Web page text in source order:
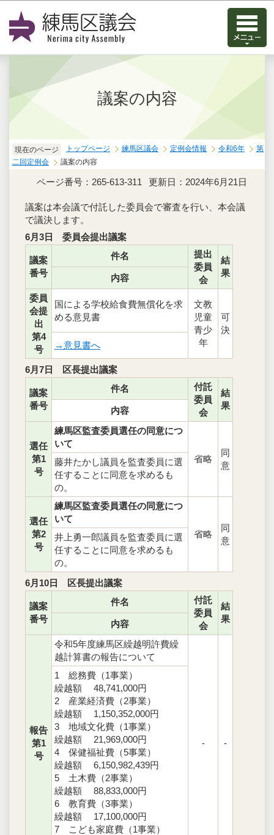
議案の内容
現在のページ トップページ 練馬区議会 定例会情報 令和6年
第
二回定例会
議案の内容
ページ番号：265-613-311 更新日：2024年6月21日
議案は本会議で付託した委員会で審査を行い、本会議
で議決します。
6月3日 委員会提出議案
議案
番号
件名
提出
委員
会
結
果
内容
委員
会提
出
第4
号
国による学校給食費無償化を求
める意見書
文教
児童
青少
年
可
決
→意見書へ
6月7日 区長提出議案
議案
番号
件名
付託
委員
会
結
果
内容
選任
第1
号
練馬区監査委員選任の同意につ
いて
省略
同
意
藤井たかし議員を監査委員に選
任することに同意を求めるも
の。
選任
第2
号
練馬区監査委員選任の同意につ
いて
省略
同
意
井上勇一郎議員を監査委員に選
任することに同意を求めるも
の。
6月10日 区長提出議案
議案
番号
件名
付託
委員
会
結
果
内容
報告
第1
号
令和5年度練馬区繰越明許費繰
越計算書の報告について
- -
1 総務費（1事業）
繰越額 48,741,000円
2 産業経済費（2事業）
繰越額 1,150,352,000円
3 地域文化費（1事業）
繰越額 21,969,000円
4 保健福祉費（5事業）
繰越額 6,150,982,439円
5 土木費（2事業）
繰越額 88,833,000円
6 教育費（3事業）
繰越額 17,100,000円
7 こども家庭費（1事業）